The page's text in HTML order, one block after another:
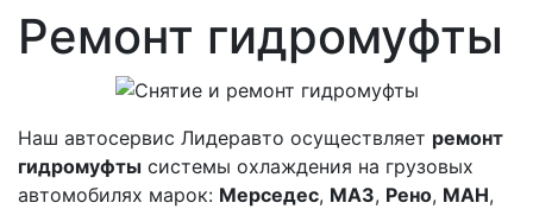
Ремонт гидромуфты
Наш автосервис Лидеравто осуществляет ремонт
гидромуфты системы охлаждения на грузовых
автомобилях марок: Мерседес, МАЗ, Рено, МАН,